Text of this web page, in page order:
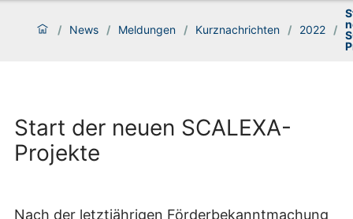
/ News / Meldungen / Kurznachrichten / 2022 /
Start der neuen SCALEXA-
Projekte
Nach der letztjährigen Förderbekanntmachung